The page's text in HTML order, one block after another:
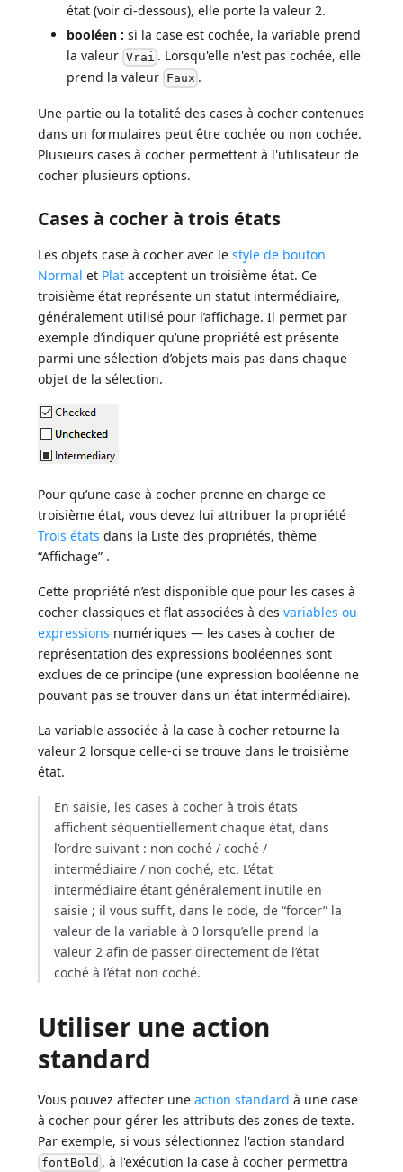
état (voir ci-dessous), elle porte la valeur 2.
booléen : si la case est cochée, la variable prend
la valeur Vrai . Lorsqu'elle n'est pas cochée, elle
prend la valeur Faux .
Une partie ou la totalité des cases à cocher contenues
dans un formulaires peut être cochée ou non cochée.
Plusieurs cases à cocher permettent à l'utilisateur de
cocher plusieurs options.
Cases à cocher à trois états
Les objets case à cocher avec lestyle de bouton
Normal et Plat acceptent un troisième état. Ce
troisième état représente un statut intermédiaire,
généralement utilisé pour l’affichage. Il permet par
exemple d’indiquer qu’une propriété est présente
parmi une sélection d’objets mais pas dans chaque
objet de la sélection.
Pour qu’une case à cocher prenne en charge ce
troisième état, vous devez lui attribuer la propriété
Trois états dans la Liste des propriétés, thème
“Affichage” .
Cette propriété n’est disponible que pour les cases à
cocher classiques et flat associées à desvariables ou
expressions numériques — les cases à cocher de
représentation des expressions booléennes sont
exclues de ce principe (une expression booléenne ne
pouvant pas se trouver dans un état intermédiaire).
La variable associée à la case à cocher retourne la
valeur 2 lorsque celle-ci se trouve dans le troisième
état.
En saisie, les cases à cocher à trois états
affichent séquentiellement chaque état, dans
l’ordre suivant : non coché / coché /
intermédiaire / non coché, etc. L’état
intermédiaire étant généralement inutile en
saisie ; il vous suffit, dans le code, de “forcer” la
valeur de la variable à 0 lorsqu’elle prend la
valeur 2 afin de passer directement de l’état
coché à l’état non coché.
Utiliser une action
standard
Vous pouvez affecter uneaction standard à une case
à cocher pour gérer les attributs des zones de texte.
Par exemple, si vous sélectionnez l'action standard
fontBold , à l'exécution la case à cocher permettra